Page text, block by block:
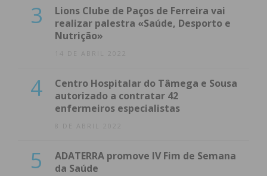
3
Lions Clube de Paços de Ferreira vai
realizar palestra «Saúde, Desporto e
Nutrição»
14 DE ABRIL 2022
4
Centro Hospitalar do Tâmega e Sousa
autorizado a contratar 42
enfermeiros especialistas
8 DE ABRIL 2022
5
ADATERRA promove IV Fim de Semana
da Saúde